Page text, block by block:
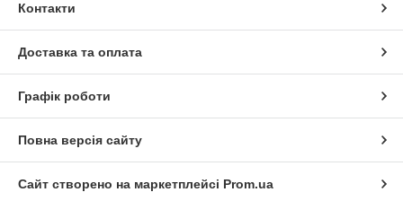
Контакти
Доставка та оплата
Графік роботи
Повна версія сайту
Сайт створено на маркетплейсі Prom.ua